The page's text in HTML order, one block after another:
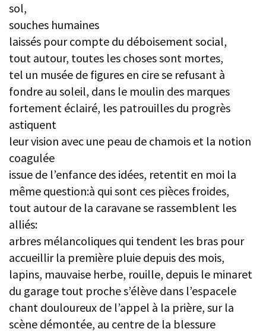
sol,
souches humaines
laissés pour compte du déboisement social,
tout autour, toutes les choses sont mortes,
tel un musée de figures en cire se refusant à
fondre au soleil, dans le moulin des marques
fortement éclairé, les patrouilles du progrès
astiquent
leur vision avec une peau de chamois et la notion
coagulée
issue de l’enfance des idées, retentit en moi la
même question:à qui sont ces pièces froides,
tout autour de la caravane se rassemblent les
alliés:
arbres mélancoliques qui tendent les bras pour
accueillir la première pluie depuis des mois,
lapins, mauvaise herbe, rouille, depuis le minaret
du garage tout proche s’élève dans l’espacele
chant douloureux de l’appel à la prière, sur la
scène démontée, au centre de la blessure